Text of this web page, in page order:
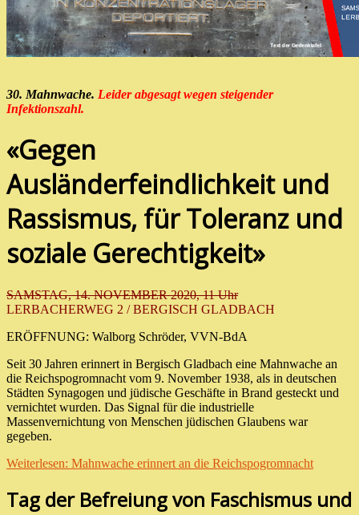
30. Mahnwache. Leider abgesagt wegen steigender
Infektionszahl.
«Gegen
Ausländerfeindlichkeit und
Rassismus, für Toleranz und
soziale Gerechtigkeit»
SAMSTAG, 14. NOVEMBER 2020, 11 Uhr
LERBACHERWEG 2 / BERGISCH GLADBACH
ERÖFFNUNG: Walborg Schröder, VVN-BdA
Seit 30 Jahren erinnert in Bergisch Gladbach eine Mahnwache an
die Reichspogromnacht vom 9. November 1938, als in deutschen
Städten Synagogen und jüdische Geschäfte in Brand gesteckt und
vernichtet wurden. Das Signal für die industrielle
Massenvernichtung von Menschen jüdischen Glaubens war
gegeben.
Weiterlesen: Mahnwache erinnert an die Reichspogromnacht
Tag der Befreiung von Faschismus und